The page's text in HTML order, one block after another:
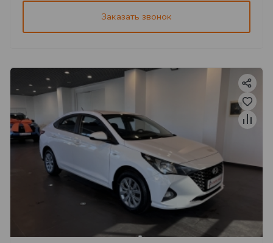
Заказать звонок